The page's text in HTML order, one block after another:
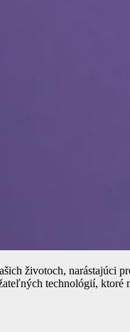
životoch, narástajúci
technológií, ktoré